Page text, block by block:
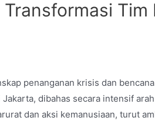
Tim
penanganan krisis dan
dibahas secara intensif
dan aksi kemanusiaan, turut